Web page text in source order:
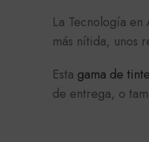
La Tecnología en
más nítida, unos
Esta gama de
de entrega, o